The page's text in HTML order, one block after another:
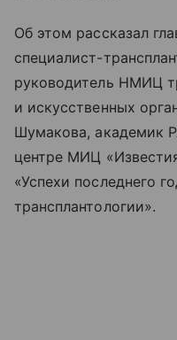
Об этом рассказал
специалист-
руководитель НМИЦ
и искусственных
Шумакова, академик
центре МИЦ
«Успехи последнего
трансплантологии».